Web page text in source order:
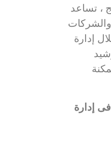
، تساعد
والشركات
إدارة
إدارة